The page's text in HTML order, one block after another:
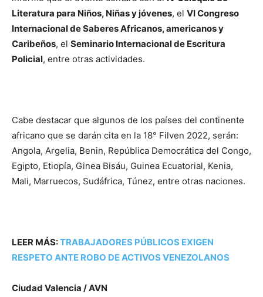
Literatura para Niños, Niñas y jóvenes, el VI Congreso
Internacional de Saberes Africanos, americanos y
Caribeños, el Seminario Internacional de Escritura
Policial, entre otras actividades.
Cabe destacar que algunos de los países del continente
africano que se darán cita en la 18° Filven 2022, serán:
Angola, Argelia, Benin, República Democrática del Congo,
Egipto, Etiopía, Ginea Bisáu, Guinea Ecuatorial, Kenia,
Mali, Marruecos, Sudáfrica, Túnez, entre otras naciones.
LEER MÁS:TRABAJADORES PÚBLICOS EXIGEN
RESPETO ANTE ROBO DE ACTIVOS VENEZOLANOS
Ciudad Valencia / AVN